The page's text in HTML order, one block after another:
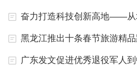
黑龙江推出十条春节旅游精
广东发文促进优秀退役军人